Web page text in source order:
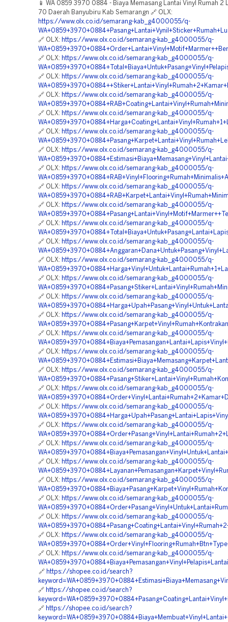
📱 WA 0859 3970 0884 - Biaya Memasang Lantai Vinyl Rumah 2
70 Daerah Banyubiru Kab Semarangn 🔗 OLX:
https://www.olx.co.id/semarang-kab_g4000055/q-
🔗 OLX: https://www.olx.co.id/semarang-kab_g4000055/q-
🔗 OLX: https://www.olx.co.id/semarang-kab_g4000055/q-
🔗 OLX: https://www.olx.co.id/semarang-kab_g4000055/q-
🔗 OLX: https://www.olx.co.id/semarang-kab_g4000055/q-
🔗 OLX: https://www.olx.co.id/semarang-kab_g4000055/q-
🔗 OLX: https://www.olx.co.id/semarang-kab_g4000055/q-
🔗 OLX: https://www.olx.co.id/semarang-kab_g4000055/q-
🔗 OLX: https://www.olx.co.id/semarang-kab_g4000055/q-
🔗 OLX: https://www.olx.co.id/semarang-kab_g4000055/q-
🔗 OLX: https://www.olx.co.id/semarang-kab_g4000055/q-
🔗 OLX: https://www.olx.co.id/semarang-kab_g4000055/q-
🔗 OLX: https://www.olx.co.id/semarang-kab_g4000055/q-
🔗 OLX: https://www.olx.co.id/semarang-kab_g4000055/q-
🔗 OLX: https://www.olx.co.id/semarang-kab_g4000055/q-
🔗 OLX: https://www.olx.co.id/semarang-kab_g4000055/q-
🔗 OLX: https://www.olx.co.id/semarang-kab_g4000055/q-
🔗 OLX: https://www.olx.co.id/semarang-kab_g4000055/q-
🔗 OLX: https://www.olx.co.id/semarang-kab_g4000055/q-
🔗 OLX: https://www.olx.co.id/semarang-kab_g4000055/q-
🔗 OLX: https://www.olx.co.id/semarang-kab_g4000055/q-
🔗 OLX: https://www.olx.co.id/semarang-kab_g4000055/q-
🔗 OLX: https://www.olx.co.id/semarang-kab_g4000055/q-
🔗 OLX: https://www.olx.co.id/semarang-kab_g4000055/q-
🔗 OLX: https://www.olx.co.id/semarang-kab_g4000055/q-
🔗 OLX: https://www.olx.co.id/semarang-kab_g4000055/q-
🔗 OLX: https://www.olx.co.id/semarang-kab_g4000055/q-
🔗 OLX: https://www.olx.co.id/semarang-kab_g4000055/q-
🔗 OLX: https://www.olx.co.id/semarang-kab_g4000055/q-
🔗 OLX: https://www.olx.co.id/semarang-kab_g4000055/q-
🔗 https://shopee.co.id/search?
🔗 https://shopee.co.id/search?
🔗 https://shopee.co.id/search?